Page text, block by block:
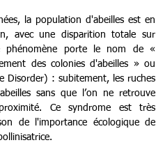
la population d'abeilles est en
avec une disparition totale sur
phénomène porte le nom de «
des colonies d'abeilles » ou
Disorder) : subitement, les ruches
sans que l’on ne retrouve
Ce syndrome est très
de l'importance écologique de